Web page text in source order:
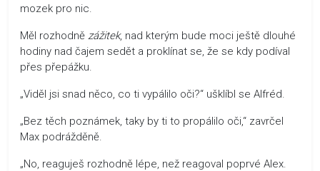
mozek pro nic.
Měl rozhodně zážitek, nad kterým bude moci ještě dlouhé
hodiny nad čajem sedět a proklínat se, že se kdy podíval
přes přepážku.
„Viděl jsi snad něco, co ti vypálilo oči?“ ušklíbl se Alfréd.
„Bez těch poznámek, taky by ti to propálilo oči,“ zavrčel
Max podrážděně.
„No, reaguješ rozhodně lépe, než reagoval poprvé Alex.